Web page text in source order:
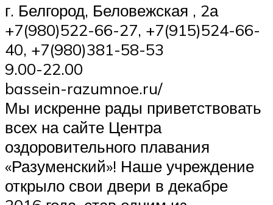
г. Белгород, Беловежская , 2а
+7(980)522-66-27, +7(915)524-66-
40, +7(980)381-58-53
9.00-22.00
bassein-razumnoe.ru/
Мы искренне рады приветствовать
всех на сайте Центра
оздоровительного плавания
«Разуменский»! Наше учреждение
открыло свои двери в декабре